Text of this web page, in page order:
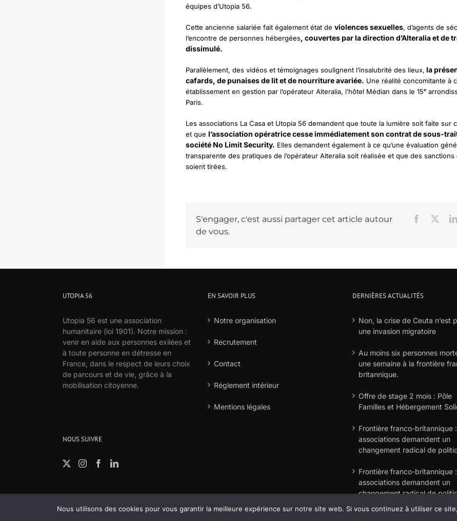
équipes d’Utopia 56.
Cette ancienne salariée fait également état de violences sexuelles, d’agents de
l’encontre de personnes hébergées, couvertes par la direction d’Alteralia et de
dissimulé.
Parallèlement, des vidéos et témoignages soulignent l’insalubrité des lieux, la
cafards, de punaises de lit et de nourriture avariée. Une réalité concomitante à
établissement en gestion par l’opérateur Alteralia, l’hôtel Médian dans le 15ᵉ
Paris.
Les associations La Casa et Utopia 56 demandent que toute la lumière soit faite sur
et que l’association opératrice cesse immédiatement son contrat de sous-
société No Limit Security. Elles demandent également à ce qu’une évaluation
transparente des pratiques de l’opérateur Alteralia soit réalisée et que des
soient tirées.
S'engager, c'est aussi partager cet article autour
de vous.
Facebook
UTOPIA 56
Utopia 56 est une association
humanitaire (loi 1901). Notre mission :
venir en aide aux personnes exilées et
à toute personne en détresse en
France, dans le respect de leurs choix
de parcours et de vie, grâce à la
mobilisation citoyenne.
NOUS SUIVRE
EN SAVOIR PLUS
Notre organisation
Recrutement
Contact
Réglement intérieur
Mentions légales
DERNIÈRES ACTUALITÉS
Non, la crise de Ceuta n’est
une invasion migratoire
Au moins six personnes
une semaine à la frontière
britannique.
Offre de stage 2 mois : Pôle
Familles et Hébergement
Frontière franco-britannique
associations demandent un
changement radical de
Frontière franco-britannique
associations demandent un
changement radical de
Nous utilisons des cookies pour vous garantir la meilleure expérience sur notre site web. Si vous continuez à utiliser ce